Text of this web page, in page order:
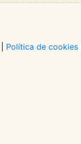
Política de cookies|